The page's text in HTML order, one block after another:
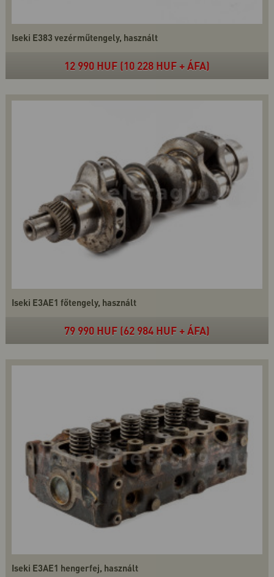
Iseki E383 vezérműtengely, használt
12 990 HUF (10 228 HUF + ÁFA)
Iseki E3AE1 főtengely, használt
79 990 HUF (62 984 HUF + ÁFA)
Iseki E3AE1 hengerfej, használt